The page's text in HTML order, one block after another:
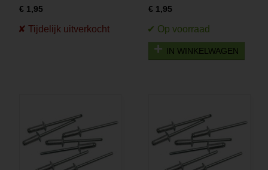
€ 1,95 € 1,95
IN WINKELWAGEN